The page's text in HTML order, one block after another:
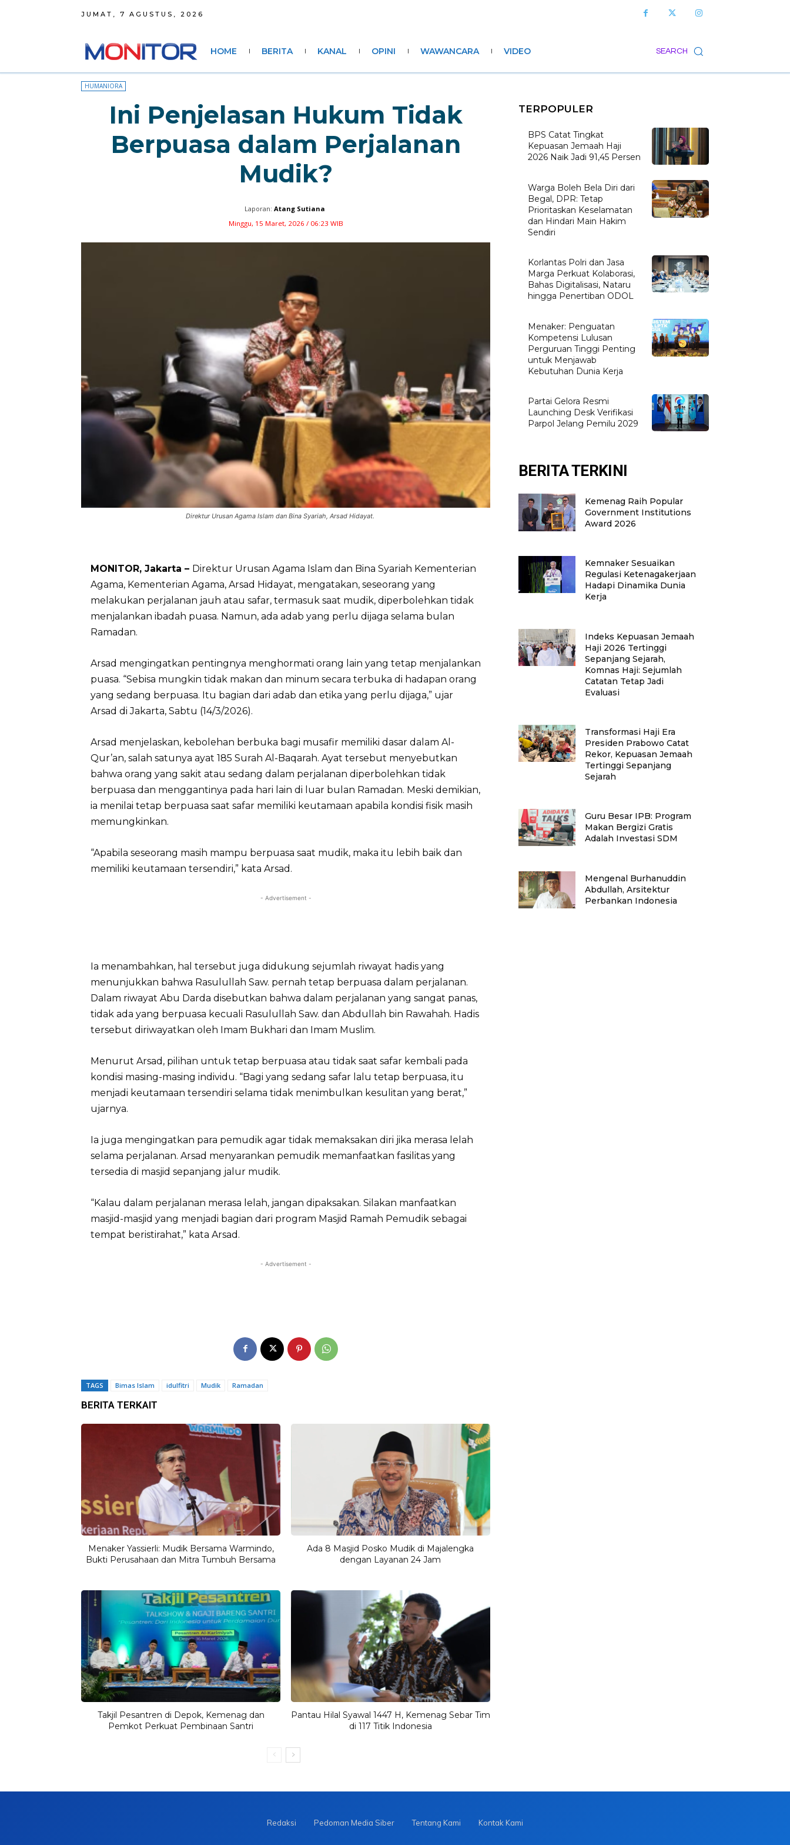
JUMAT, 7 AGUSTUS, 2026
SEARCH
HOME BERITA KANAL OPINI WAWANCARA VIDEO
HUMANIORA
Ini Penjelasan Hukum Tidak
Berpuasa dalam Perjalanan
Mudik?
Laporan: Atang Sutiana
Minggu, 15 Maret, 2026 / 06:23 WIB
Direktur Urusan Agama Islam dan Bina Syariah, Arsad Hidayat.
MONITOR, Jakarta – Direktur Urusan Agama Islam dan Bina Syariah Kementerian
Agama, Kementerian Agama, Arsad Hidayat, mengatakan, seseorang yang
melakukan perjalanan jauh atau safar, termasuk saat mudik, diperbolehkan tidak
menjalankan ibadah puasa. Namun, ada adab yang perlu dijaga selama bulan
Ramadan.
Arsad mengingatkan pentingnya menghormati orang lain yang tetap menjalankan
puasa. “Sebisa mungkin tidak makan dan minum secara terbuka di hadapan orang
yang sedang berpuasa. Itu bagian dari adab dan etika yang perlu dijaga,” ujar
Arsad di Jakarta, Sabtu (14/3/2026).
Arsad menjelaskan, kebolehan berbuka bagi musafir memiliki dasar dalam Al-
Qur’an, salah satunya ayat 185 Surah Al-Baqarah. Ayat tersebut menyebutkan
bahwa orang yang sakit atau sedang dalam perjalanan diperbolehkan tidak
berpuasa dan menggantinya pada hari lain di luar bulan Ramadan. Meski demikian,
ia menilai tetap berpuasa saat safar memiliki keutamaan apabila kondisi fisik masih
memungkinkan.
“Apabila seseorang masih mampu berpuasa saat mudik, maka itu lebih baik dan
memiliki keutamaan tersendiri,” kata Arsad.
- Advertisement -
Ia menambahkan, hal tersebut juga didukung sejumlah riwayat hadis yang
menunjukkan bahwa Rasulullah Saw. pernah tetap berpuasa dalam perjalanan.
Dalam riwayat Abu Darda disebutkan bahwa dalam perjalanan yang sangat panas,
tidak ada yang berpuasa kecuali Rasulullah Saw. dan Abdullah bin Rawahah. Hadis
tersebut diriwayatkan oleh Imam Bukhari dan Imam Muslim.
Menurut Arsad, pilihan untuk tetap berpuasa atau tidak saat safar kembali pada
kondisi masing-masing individu. “Bagi yang sedang safar lalu tetap berpuasa, itu
menjadi keutamaan tersendiri selama tidak menimbulkan kesulitan yang berat,”
ujarnya.
Ia juga mengingatkan para pemudik agar tidak memaksakan diri jika merasa lelah
selama perjalanan. Arsad menyarankan pemudik memanfaatkan fasilitas yang
tersedia di masjid sepanjang jalur mudik.
“Kalau dalam perjalanan merasa lelah, jangan dipaksakan. Silakan manfaatkan
masjid-masjid yang menjadi bagian dari program Masjid Ramah Pemudik sebagai
tempat beristirahat,” kata Arsad.
- Advertisement -
TAGS Bimas Islam idulfitri Mudik Ramadan
BERITA TERKAIT
Menaker Yassierli: Mudik Bersama Warmindo,
Bukti Perusahaan dan Mitra Tumbuh Bersama
Ada 8 Masjid Posko Mudik di Majalengka
dengan Layanan 24 Jam
Takjil Pesantren di Depok, Kemenag dan
Pemkot Perkuat Pembinaan Santri
Pantau Hilal Syawal 1447 H, Kemenag Sebar Tim
di 117 Titik Indonesia
TERPOPULER
BPS Catat Tingkat
Kepuasan Jemaah Haji
2026 Naik Jadi 91,45 Persen
Warga Boleh Bela Diri dari
Begal, DPR: Tetap
Prioritaskan Keselamatan
dan Hindari Main Hakim
Sendiri
Korlantas Polri dan Jasa
Marga Perkuat Kolaborasi,
Bahas Digitalisasi, Nataru
hingga Penertiban ODOL
Menaker: Penguatan
Kompetensi Lulusan
Perguruan Tinggi Penting
untuk Menjawab
Kebutuhan Dunia Kerja
Partai Gelora Resmi
Launching Desk Verifikasi
Parpol Jelang Pemilu 2029
BERITA TERKINI
Kemenag Raih Popular
Government Institutions
Award 2026
Kemnaker Sesuaikan
Regulasi Ketenagakerjaan
Hadapi Dinamika Dunia
Kerja
Indeks Kepuasan Jemaah
Haji 2026 Tertinggi
Sepanjang Sejarah,
Komnas Haji: Sejumlah
Catatan Tetap Jadi
Evaluasi
Transformasi Haji Era
Presiden Prabowo Catat
Rekor, Kepuasan Jemaah
Tertinggi Sepanjang
Sejarah
Guru Besar IPB: Program
Makan Bergizi Gratis
Adalah Investasi SDM
Mengenal Burhanuddin
Abdullah, Arsitektur
Perbankan Indonesia
Redaksi Pedoman Media Siber Tentang Kami Kontak Kami